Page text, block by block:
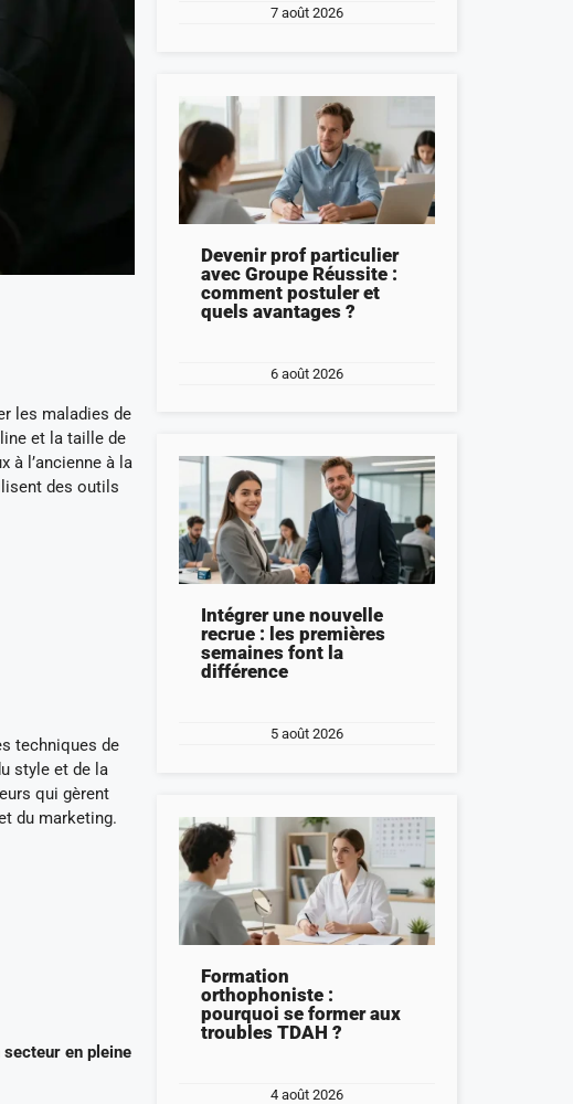
les maladies de
et la taille de
à l’ancienne à la
des outils
techniques de
style et de la
qui gèrent
du marketing.
en pleine
7 août 2026
Devenir prof particulier
avec Groupe Réussite :
comment postuler et
quels avantages ?
6 août 2026
Intégrer une nouvelle
recrue : les premières
semaines font la
différence
5 août 2026
Formation
orthophoniste :
pourquoi se former aux
troubles TDAH ?
4 août 2026